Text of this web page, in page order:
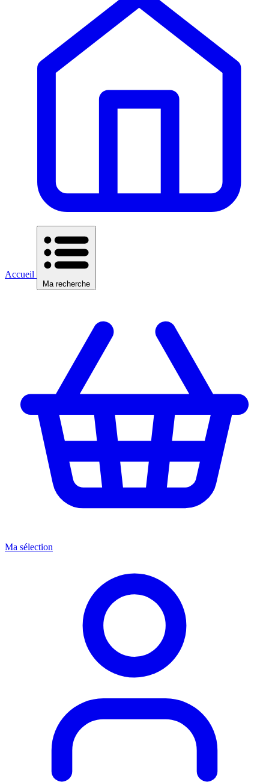
Accueil
Ma recherche
Ma sélection